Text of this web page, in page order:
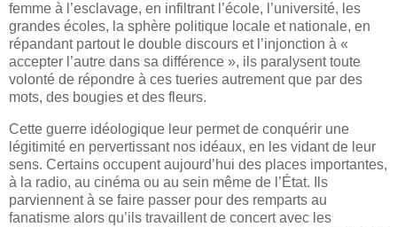
femme à l’esclavage, en infiltrant l’école, l’université, les
grandes écoles, la sphère politique locale et nationale, en
répandant partout le double discours et l’injonction à «
accepter l’autre dans sa différence », ils paralysent toute
volonté de répondre à ces tueries autrement que par des
mots, des bougies et des fleurs.
Cette guerre idéologique leur permet de conquérir une
légitimité en pervertissant nos idéaux, en les vidant de leur
sens. Certains occupent aujourd’hui des places importantes,
à la radio, au cinéma ou au sein même de l’État. Ils
parviennent à se faire passer pour des remparts au
fanatisme alors qu’ils travaillent de concert avec les